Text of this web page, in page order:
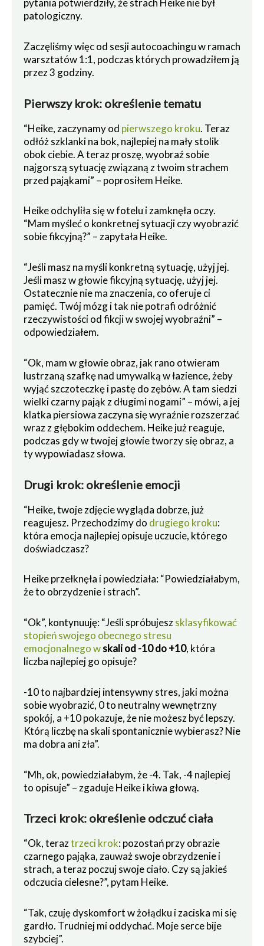
pytania potwierdziły, że strach Heike nie był
patologiczny.
Zaczęliśmy więc od sesji autocoachingu w ramach
warsztatów 1:1, podczas których prowadziłem ją
przez 3 godziny.
Pierwszy krok: określenie tematu
“Heike, zaczynamy od pierwszego kroku. Teraz
odłóż szklanki na bok, najlepiej na mały stolik
obok ciebie. A teraz proszę, wyobraź sobie
najgorszą sytuację związaną z twoim strachem
przed pająkami” – poprosiłem Heike.
Heike odchyliła się w fotelu i zamknęła oczy.
“Mam myśleć o konkretnej sytuacji czy wyobrazić
sobie fikcyjną?” – zapytała Heike.
“Jeśli masz na myśli konkretną sytuację, użyj jej.
Jeśli masz w głowie fikcyjną sytuację, użyj jej.
Ostatecznie nie ma znaczenia, co oferuje ci
pamięć. Twój mózg i tak nie potrafi odróżnić
rzeczywistości od fikcji w swojej wyobraźni” –
odpowiedziałem.
“Ok, mam w głowie obraz, jak rano otwieram
lustrzaną szafkę nad umywalką w łazience, żeby
wyjąć szczoteczkę i pastę do zębów. A tam siedzi
wielki czarny pająk z długimi nogami” – mówi, a jej
klatka piersiowa zaczyna się wyraźnie rozszerzać
wraz z głębokim oddechem. Heike już reaguje,
podczas gdy w twojej głowie tworzy się obraz, a
ty wypowiadasz słowa.
Drugi krok: określenie emocji
“Heike, twoje zdjęcie wygląda dobrze, już
reagujesz. Przechodzimy do drugiego kroku:
która emocja najlepiej opisuje uczucie, którego
doświadczasz?
Heike przełknęła i powiedziała: “Powiedziałabym,
że to obrzydzenie i strach”.
“Ok”, kontynuuję: “Jeśli spróbujeszsklasyfikować
stopień swojego obecnego stresu
emocjonalnego wskali od -10 do +10, która
liczba najlepiej go opisuje?
-10 to najbardziej intensywny stres, jaki można
sobie wyobrazić, 0 to neutralny wewnętrzny
spokój, a +10 pokazuje, że nie możesz być lepszy.
Którą liczbę na skali spontanicznie wybierasz? Nie
ma dobra ani zła”.
“Mh, ok, powiedziałabym, że -4. Tak, -4 najlepiej
to opisuje” – zgaduje Heike i kiwa głową.
Trzeci krok: określenie odczuć ciała
“Ok, teraztrzeci krok: pozostań przy obrazie
czarnego pająka, zauważ swoje obrzydzenie i
strach, a teraz poczuj swoje ciało. Czy są jakieś
odczucia cielesne?”, pytam Heike.
“Tak, czuję dyskomfort w żołądku i zaciska mi się
gardło. Trudniej mi oddychać. Moje serce bije
szybciej”.